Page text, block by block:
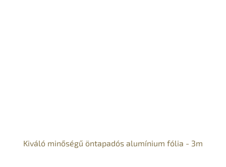
Kiváló minőségű öntapadós alumínium fólia - 3m